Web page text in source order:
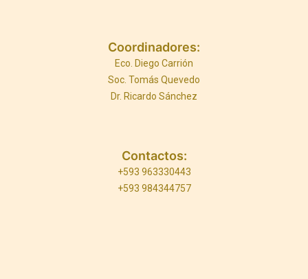
Coordinadores:
Eco. Diego Carrión
Soc. Tomás Quevedo
Dr. Ricardo Sánchez
Contactos:
+593 963330443
+593 984344757